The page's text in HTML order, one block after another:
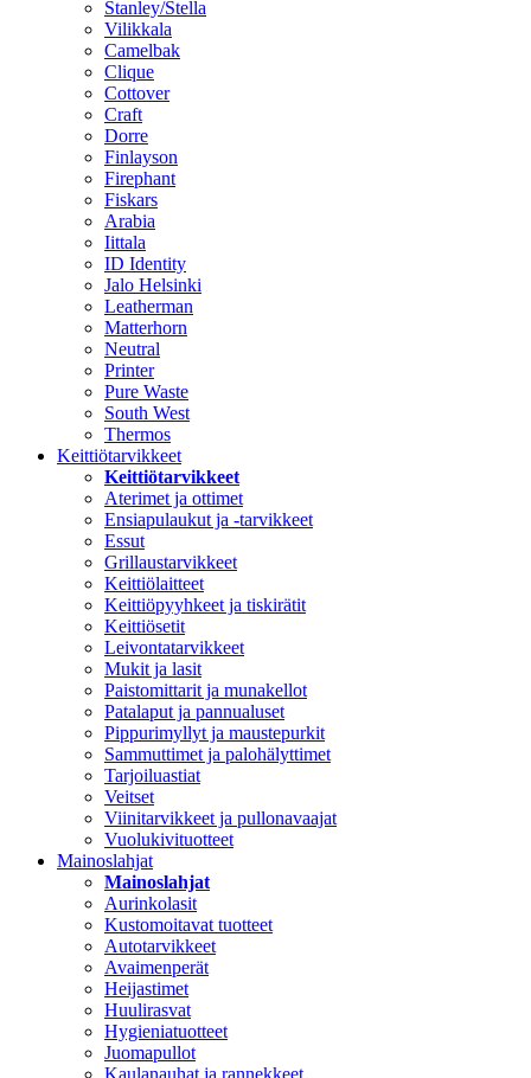
Stanley/Stella
Vilikkala
Camelbak
Clique
Cottover
Craft
Dorre
Finlayson
Firephant
Fiskars
Arabia
Iittala
ID Identity
Jalo Helsinki
Leatherman
Matterhorn
Neutral
Printer
Pure Waste
South West
Thermos
Keittiötarvikkeet
Keittiötarvikkeet
Aterimet ja ottimet
Ensiapulaukut ja -tarvikkeet
Essut
Grillaustarvikkeet
Keittiölaitteet
Keittiöpyyhkeet ja tiskirätit
Keittiösetit
Leivontatarvikkeet
Mukit ja lasit
Paistomittarit ja munakellot
Patalaput ja pannualuset
Pippurimyllyt ja maustepurkit
Sammuttimet ja palohälyttimet
Tarjoiluastiat
Veitset
Viinitarvikkeet ja pullonavaajat
Vuolukivituotteet
Mainoslahjat
Mainoslahjat
Aurinkolasit
Kustomoitavat tuotteet
Autotarvikkeet
Avaimenperät
Heijastimet
Huulirasvat
Hygieniatuotteet
Juomapullot
Kaulanauhat ja rannekkeet